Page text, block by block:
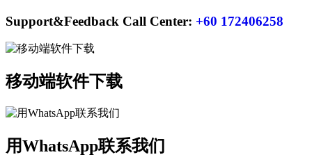
Support&Feedback Call Center: +60 172406258
移动端软件下载
用WhatsApp联系我们